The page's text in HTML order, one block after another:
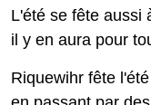
L'été se fête aussi
il y en aura pour
Riquewihr fête